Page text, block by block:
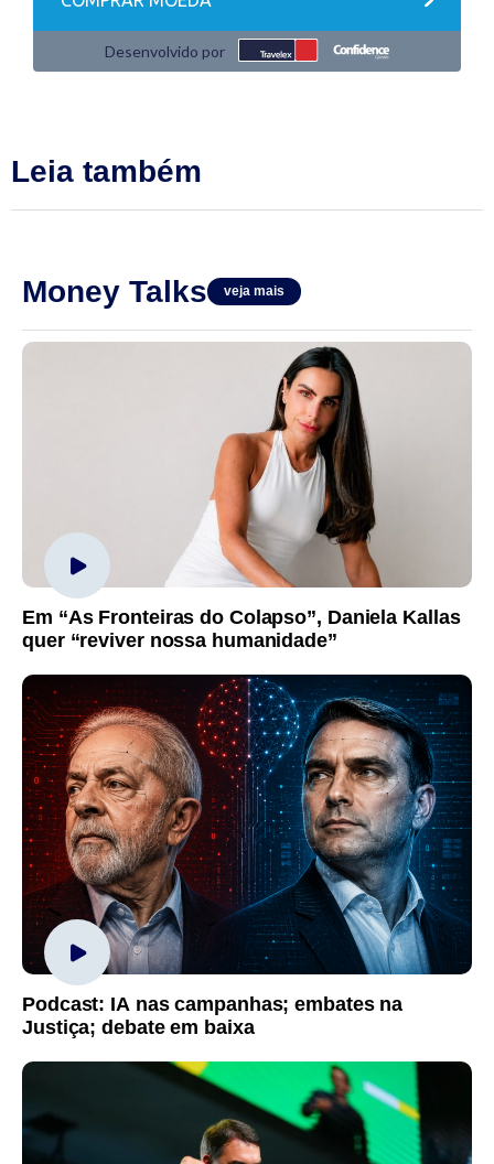
Leia também
Money Talks veja mais
Em “As Fronteiras do Colapso”, Daniela Kallas
quer “reviver nossa humanidade”
Podcast: IA nas campanhas; embates na
Justiça; debate em baixa